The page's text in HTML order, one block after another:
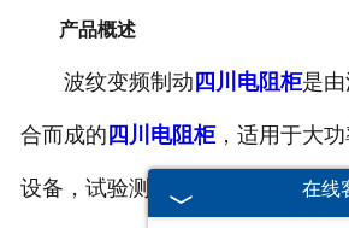
四川滤
四川触
产品概述
波纹变频制动 四川电阻柜是
合而成的 四川电阻柜，适用于大
设备，试验测试设备，电梯、起重
在线